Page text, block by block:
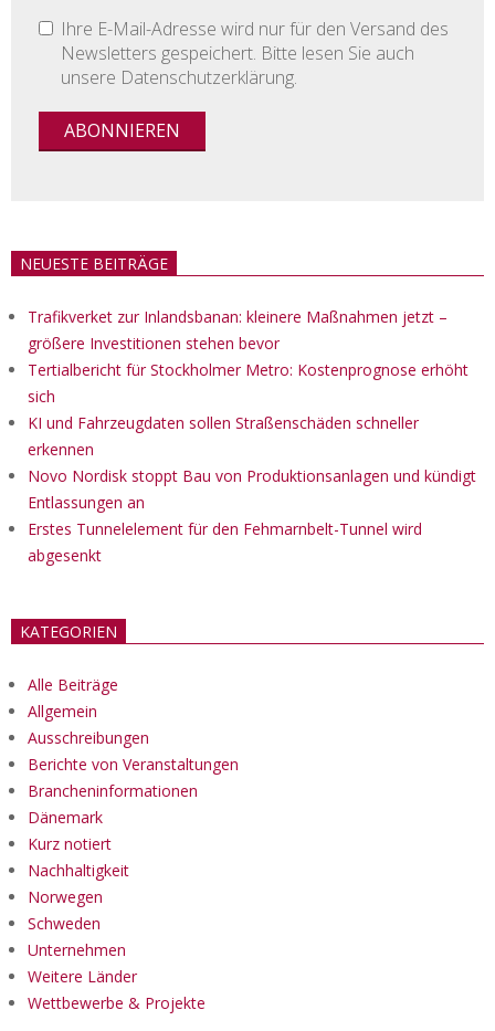
Ihre E-Mail-Adresse wird nur für den Versand des
Newsletters gespeichert. Bitte lesen Sie auch
unsere Datenschutzerklärung.
NEUESTE BEITRÄGE
Trafikverket zur Inlandsbanan: kleinere Maßnahmen jetzt –
größere Investitionen stehen bevor
Tertialbericht für Stockholmer Metro: Kostenprognose erhöht
sich
KI und Fahrzeugdaten sollen Straßenschäden schneller
erkennen
Novo Nordisk stoppt Bau von Produktionsanlagen und kündigt
Entlassungen an
Erstes Tunnelelement für den Fehmarnbelt-Tunnel wird
abgesenkt
KATEGORIEN
Alle Beiträge
Allgemein
Ausschreibungen
Berichte von Veranstaltungen
Brancheninformationen
Dänemark
Kurz notiert
Nachhaltigkeit
Norwegen
Schweden
Unternehmen
Weitere Länder
Wettbewerbe & Projekte